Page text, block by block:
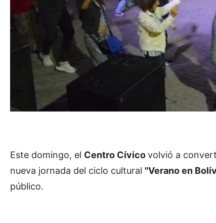
Este domingo, el Centro Cívicovolvió a
nueva jornada del ciclo cultural "Verano en
público.